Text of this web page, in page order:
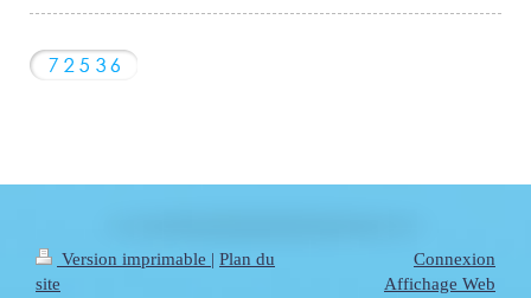
Version imprimable | Plan du
site
Connexion
Affichage Web